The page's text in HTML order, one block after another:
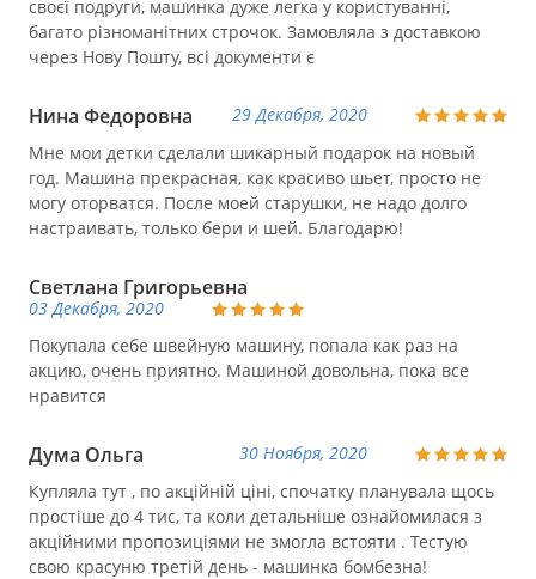
своєї подруги, машинка дуже легка у користуванні,
багато різноманітних строчок. Замовляла з доставкою
через Нову Пошту, всі документи є
Нина Федоровна
29 Декабря, 2020
Мне мои детки сделали шикарный подарок на новый
год. Машина прекрасная, как красиво шьет, просто не
могу оторватся. После моей старушки, не надо долго
настраивать, только бери и шей. Благодарю!
Светлана Григорьевна
03 Декабря, 2020
Покупала себе швейную машину, попала как раз на
акцию, очень приятно. Машиной довольна, пока все
нравится
Дума Ольга
30 Ноября, 2020
Купляла тут , по акційній ціні, спочатку планувала щось
простіше до 4 тис, та коли детальніше ознайомилася з
акційними пропозиціями не змогла встояти . Тестую
свою красуню третій день - машинка бомбезна!